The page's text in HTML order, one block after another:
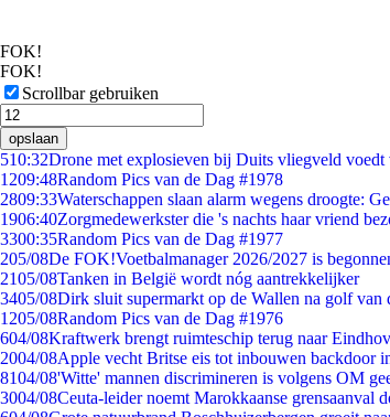
FOK!
FOK!
Scrollbar gebruiken
opslaan
510:32Drone met explosieven bij Duits vliegveld voedt
1209:48Random Pics van de Dag #1978
2809:33Waterschappen slaan alarm wegens droogte:
1906:40Zorgmedewerkster die 's nachts haar vriend
3300:35Random Pics van de Dag #1977
205/08De FOK!Voetbalmanager 2026/2027 is
2105/08Tanken in België wordt nóg aantrekkelijker
3405/08Dirk sluit supermarkt op de Wallen na golf van
1205/08Random Pics van de Dag #1976
604/08Kraftwerk brengt ruimteschip terug naar
2004/08Apple vecht Britse eis tot inbouwen backdoor
8104/08'Witte' mannen discrimineren is volgens OM
3004/08Ceuta-leider noemt Marokkaanse grensaanval